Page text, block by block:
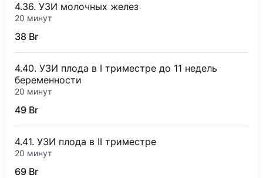
4.36. УЗИ молочных желез
20 минут
38 Br
4.40. УЗИ плода в I триместре до 11 недель
беременности
20 минут
49 Br
4.41. УЗИ плода в II триместре
20 минут
69 Br